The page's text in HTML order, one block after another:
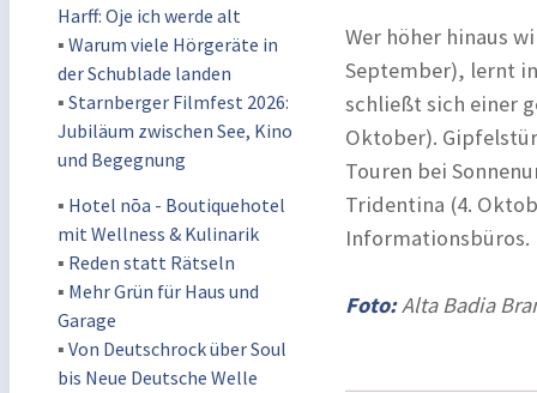
Harff: Oje ich werde alt
▪ Warum viele Hörgeräte in
der Schublade landen
▪ Starnberger Filmfest 2026:
Jubiläum zwischen See, Kino
und Begegnung
▪ Hotel nōa - Boutiquehotel
mit Wellness & Kulinarik
▪ Reden statt Rätseln
▪ Mehr Grün für Haus und
Garage
▪ Von Deutschrock über Soul
bis Neue Deutsche Welle
Wer höher hinaus
September), lernt
schließt sich einer
Oktober).
Touren bei
Tridentina (4.
Informationsbüros.
Foto:Alta Badia